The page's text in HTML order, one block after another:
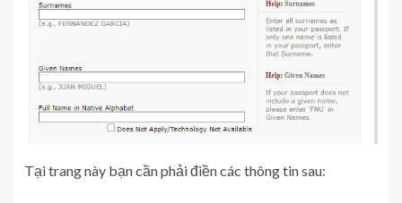
Tại trang này bạn cần phải điền các thông tin sau: